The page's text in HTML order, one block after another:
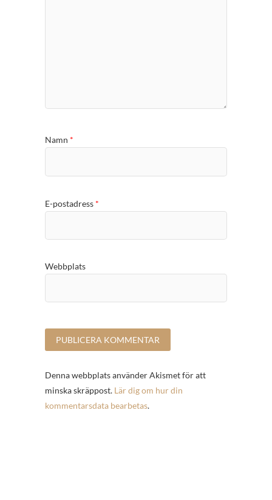
Namn *
E-postadress *
Webbplats
Denna webbplats använder Akismet för att
minska skräppost. Lär dig om hur din
kommentarsdata bearbetas.